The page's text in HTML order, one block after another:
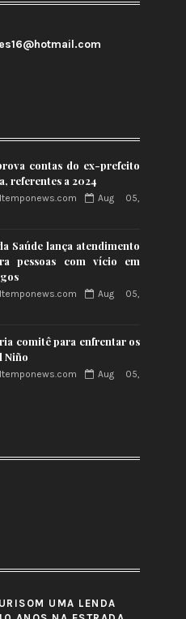
contas do ex-prefeito
referentes a 2024
Aug 05,
Saúde lança atendimento
pessoas com vício em
Aug 05,
comitê para enfrentar os
Niño
Aug 05,
UMA LENDA